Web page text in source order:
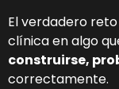
El verdadero
clínica en algo
construirse,
correctamente.